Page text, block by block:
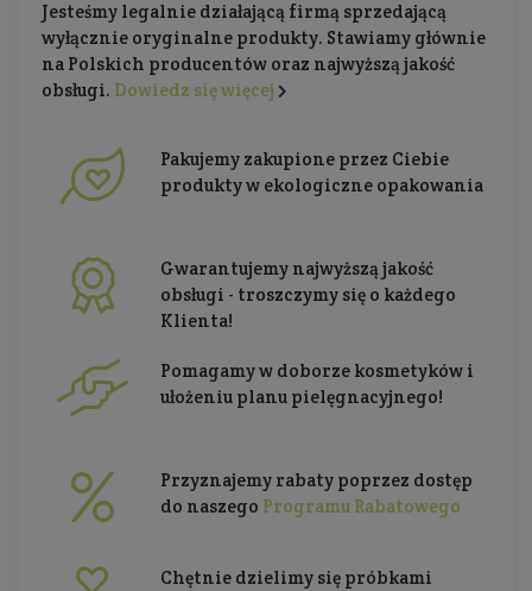
Jesteśmy legalnie działającą firmą sprzedającą
wyłącznie oryginalne produkty. Stawiamy głównie
na Polskich producentów oraz najwyższą jakość
obsługi. Dowiedz się więcej
Pakujemy zakupione przez Ciebie
produkty w ekologiczne opakowania
Gwarantujemy najwyższą jakość
obsługi - troszczymy się o każdego
Klienta!
Pomagamy w doborze kosmetyków i
ułożeniu planu pielęgnacyjnego!
Przyznajemy rabaty poprzez dostęp
do naszego Programu Rabatowego
Chętnie dzielimy się próbkami